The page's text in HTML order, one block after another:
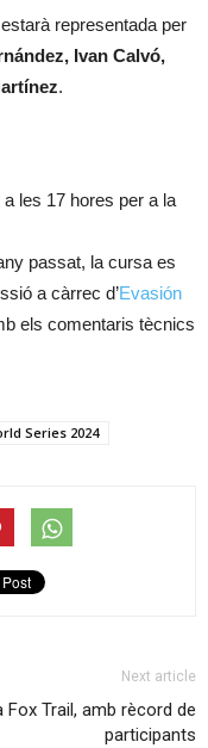
representada per
Ivan Calvó,
.
les 17 hores per a la
passat, la cursa es
a càrrec d’Evasión
els comentaris tècnics
Series 2024
Next article
Fox Trail, amb rècord de
participants